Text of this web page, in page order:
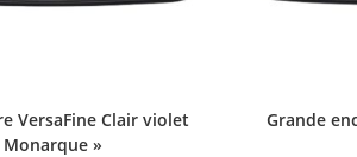
VersaFine Clair violet
Monarque »
Grande